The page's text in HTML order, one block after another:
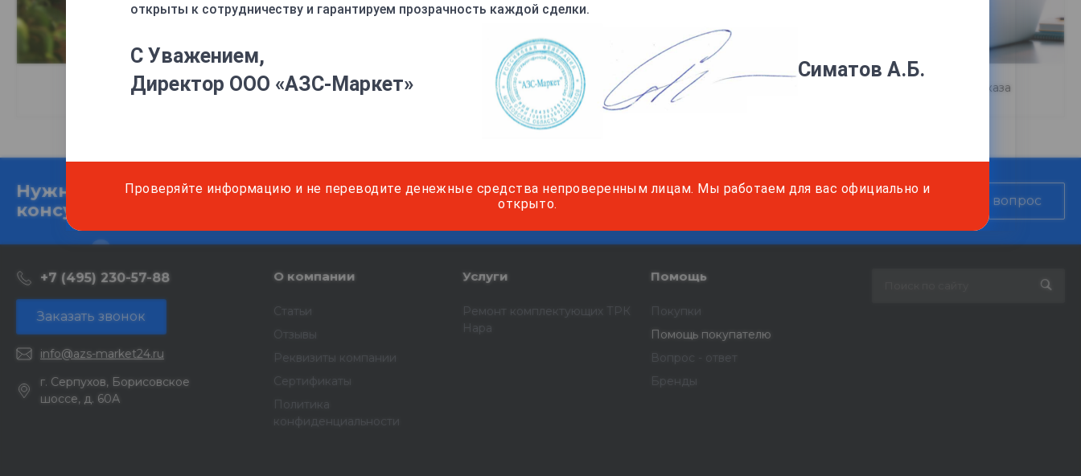
Регистрация и вход Как заказать товар Оплата Статус и отмена заказа
Нужна
консультация?
Подробно расскажем о наших услугах, видах работ и типовых проектах, рассчитаем стоимость
и подготовим индивидуальное предложение!
Задать вопрос
+7 (495) 230-57-88
Заказать звонок
info@azs-market24.ru
г. Серпухов, Борисовское
шоссе, д. 60А
О компании
Статьи
Отзывы
Реквизиты компании
Сертификаты
Политика
конфиденциальности
Услуги
Ремонт комплектующих ТРК
Нара
Помощь
Покупки
Помощь покупателю
Вопрос - ответ
Бренды
открыты к сотрудничеству и гарантируем прозрачность каждой сделки.
С Уважением,
Директор ООО «АЗС-Маркет»
Симатов А.Б.
Проверяйте информацию и не переводите денежные средства непроверенным лицам. Мы работаем для вас официально и
открыто.